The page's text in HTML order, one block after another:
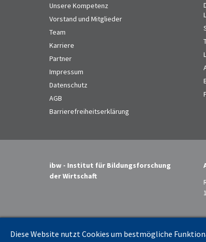
Unsere Kompetenz
Vorstand und Mitglieder
Team
Karriere
Partner
Impressum
Datenschutz
AGB
Barrierefreiheitserklärung
ibw - Institut für Bildungsforschung
der Wirtschaft
Diese Website nutzt Cookies um bestmögliche